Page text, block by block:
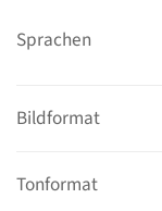
Sprachen
Bildformat
Tonformat